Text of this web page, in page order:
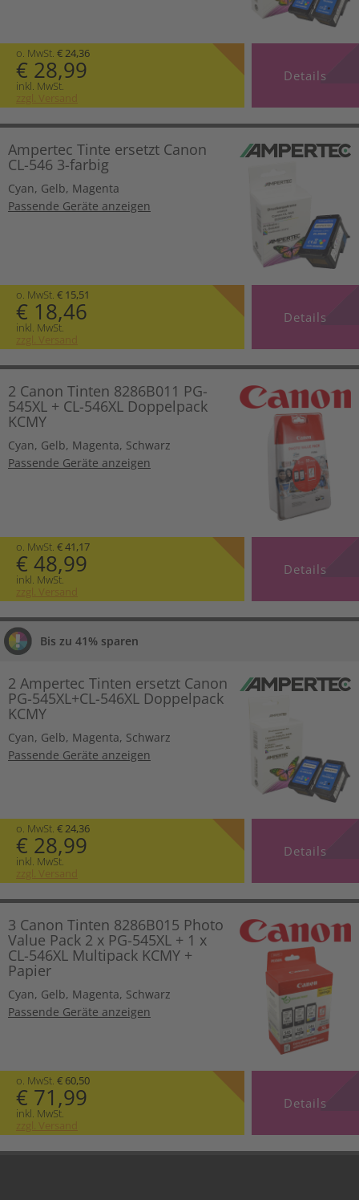
o. MwSt. € 24,36
€ 28,99
inkl. MwSt.
zzgl. Versand
Details
Ampertec Tinte ersetzt Canon
CL-546 3-farbig
Cyan, Gelb, Magenta
Passende Geräte anzeigen
o. MwSt. € 15,51
€ 18,46
inkl. MwSt.
zzgl. Versand
Details
2 Canon Tinten 8286B011 PG-
545XL + CL-546XL Doppelpack
KCMY
Cyan, Gelb, Magenta, Schwarz
Passende Geräte anzeigen
o. MwSt. € 41,17
€ 48,99
inkl. MwSt.
zzgl. Versand
Details
Bis zu 41% sparen
2 Ampertec Tinten ersetzt Canon
PG-545XL+CL-546XL Doppelpack
KCMY
Cyan, Gelb, Magenta, Schwarz
Passende Geräte anzeigen
o. MwSt. € 24,36
€ 28,99
inkl. MwSt.
zzgl. Versand
Details
3 Canon Tinten 8286B015 Photo
Value Pack 2 x PG-545XL + 1 x
CL-546XL Multipack KCMY +
Papier
Cyan, Gelb, Magenta, Schwarz
Passende Geräte anzeigen
o. MwSt. € 60,50
€ 71,99
inkl. MwSt.
zzgl. Versand
Details